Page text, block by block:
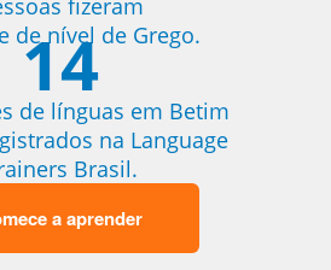
fizeram
de nível de Grego.
14
de línguas em Betim
na Language
Brasil.
a aprender